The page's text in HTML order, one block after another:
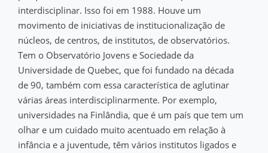
interdisciplinar. Isso foi em 1988. Houve um
movimento de iniciativas de institucionalização de
núcleos, de centros, de institutos, de observatórios.
Tem o Observatório Jovens e Sociedade da
Universidade de Quebec, que foi fundado na década
de 90, também com essa característica de aglutinar
várias áreas interdisciplinarmente. Por exemplo,
universidades na Finlândia, que é um país que tem um
olhar e um cuidado muito acentuado em relação à
infância e a juventude, têm vários institutos ligados e